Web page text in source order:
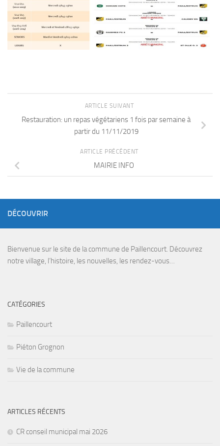
ARTICLE SUIVANT
Restauration: un repas végétariens 1 fois par semaine à
partir du 11/11/2019
ARTICLE PRÉCÉDENT
MAIRIE INFO
DÉCOUVRIR
Bienvenue sur le site de la commune de Paillencourt. Découvrez
notre village, l’histoire, les nouvelles, les rendez-vous…
CATÉGORIES
Paillencourt
Piéton Grognon
Vie de la commune
ARTICLES RÉCENTS
CR conseil municipal mai 2026